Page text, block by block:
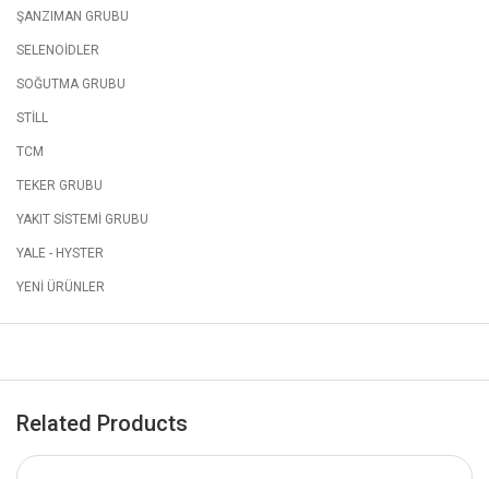
ŞANZIMAN GRUBU
SELENOİDLER
SOĞUTMA GRUBU
STİLL
TCM
TEKER GRUBU
YAKIT SİSTEMİ GRUBU
YALE - HYSTER
YENİ ÜRÜNLER
Related Products